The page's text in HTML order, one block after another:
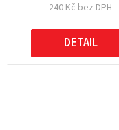
240 Kč bez DPH
DETAIL